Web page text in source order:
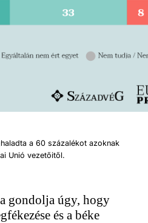
a 60 százalékot azoknak
Unió vezetőitől.
gondolja úgy, hogy
és a béke